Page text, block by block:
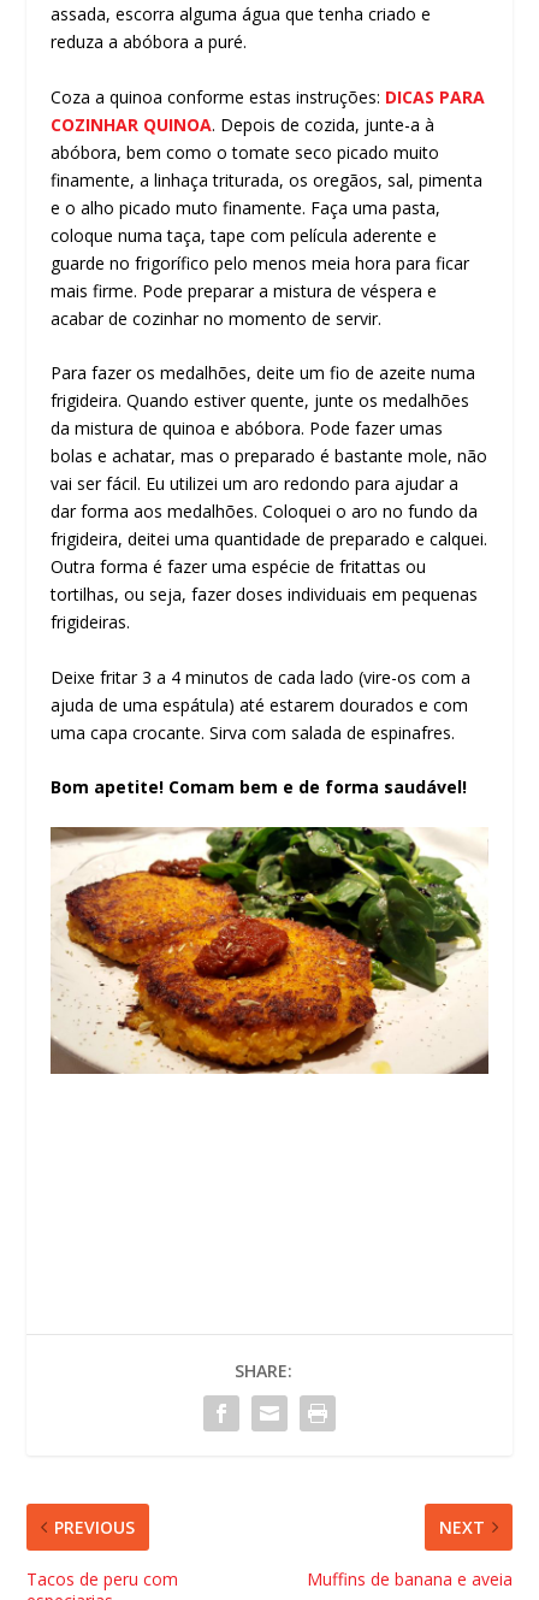
assada, escorra alguma água que tenha criado e
reduza a abóbora a puré.
Coza a quinoa conforme estas instruções: DICAS PARA
COZINHAR QUINOA. Depois de cozida, junte-a à
abóbora, bem como o tomate seco picado muito
finamente, a linhaça triturada, os oregãos, sal, pimenta
e o alho picado muto finamente. Faça uma pasta,
coloque numa taça, tape com película aderente e
guarde no frigorífico pelo menos meia hora para ficar
mais firme. Pode preparar a mistura de véspera e
acabar de cozinhar no momento de servir.
Para fazer os medalhões, deite um fio de azeite numa
frigideira. Quando estiver quente, junte os medalhões
da mistura de quinoa e abóbora. Pode fazer umas
bolas e achatar, mas o preparado é bastante mole, não
vai ser fácil. Eu utilizei um aro redondo para ajudar a
dar forma aos medalhões. Coloquei o aro no fundo da
frigideira, deitei uma quantidade de preparado e calquei.
Outra forma é fazer uma espécie de fritattas ou
tortilhas, ou seja, fazer doses individuais em pequenas
frigideiras.
Deixe fritar 3 a 4 minutos de cada lado (vire-os com a
ajuda de uma espátula) até estarem dourados e com
uma capa crocante. Sirva com salada de espinafres.
Bom apetite! Comam bem e de forma saudável!
SHARE:
PREVIOUS
Tacos de peru com
NEXT
Muffins de banana e aveia